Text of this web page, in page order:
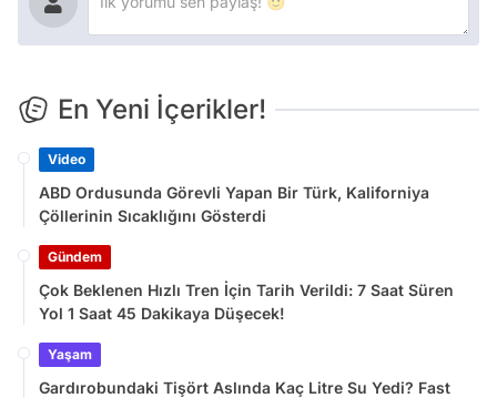
En Yeni İçerikler!
Video
ABD Ordusunda Görevli Yapan Bir Türk, Kaliforniya
Çöllerinin Sıcaklığını Gösterdi
Gündem
Çok Beklenen Hızlı Tren İçin Tarih Verildi: 7 Saat Süren
Yol 1 Saat 45 Dakikaya Düşecek!
Yaşam
Gardırobundaki Tişört Aslında Kaç Litre Su Yedi? Fast